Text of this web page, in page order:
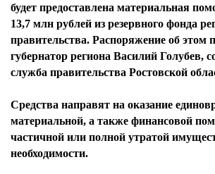
будет предоставлена материальная
13,7 млн рублей из резервного фонда
правительства. Распоряжение об этом
губернатор региона Василий Голубев,
служба правительства Ростовской
Средства направят на оказание
материальной, а также финансовой
частичной или полной утратой
необходимости.